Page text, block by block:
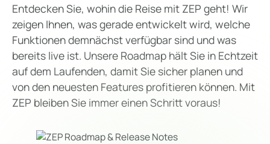
Entdecken Sie, wohin die Reise mit ZEP geht! Wir
zeigen Ihnen, was gerade entwickelt wird, welche
Funktionen demnächst verfügbar sind und was
bereits live ist. Unsere Roadmap hält Sie in Echtzeit
auf dem Laufenden, damit Sie sicher planen und
von den neuesten Features profitieren können. Mit
ZEP bleiben Sie immer einen Schritt voraus!